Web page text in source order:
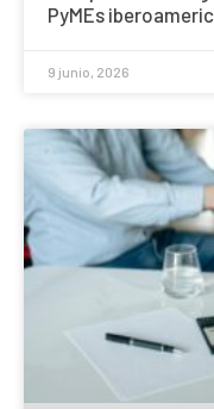
PyMEs
9 junio, 2026